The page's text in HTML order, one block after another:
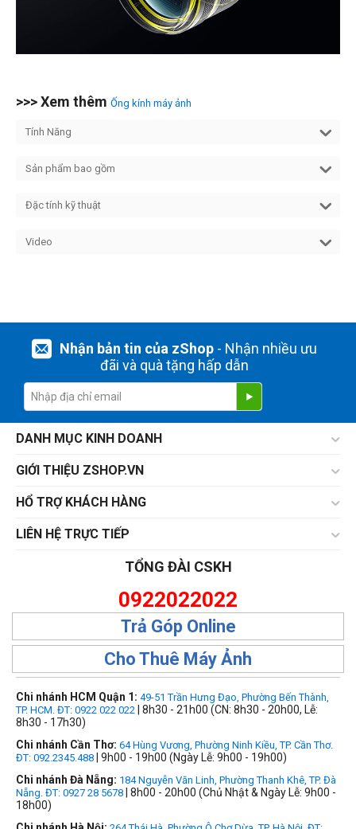
>>> Xem thêm Ống kính máy ảnh
Tính Năng
Sản phẩm bao gồm
Đặc tính kỹ thuật
Video
Nhận bản tin của zShop- Nhận nhiều ưu
đãi và quà tặng hấp dẫn
DANH MỤC KINH DOANH
GIỚI THIỆU ZSHOP.VN
HỔ TRỢ KHÁCH HÀNG
LIÊN HỆ TRỰC TIẾP
TỔNG ĐÀI CSKH
0922022022
Trả Góp Online
Cho Thuê Máy Ảnh
Chi nhánh HCM Quận 1: 49-51 Trần Hưng Đạo, Phường Bến Thành,
TP. HCM. ĐT: 0922 022 022 | 8h30 - 21h00 (CN: 8h30 - 20h00, Lễ:
8h30 - 17h30)
Chi nhánh Cần Thơ: 64 Hùng Vương, Phường Ninh Kiều, TP. Cần Thơ.
ĐT: 092.2345.488 | 9h00 - 19h00 (Ngày Lễ: 9h00 - 19h00)
Chi nhánh Đà Nẵng: 184 Nguyễn Văn Linh, Phường Thanh Khê, TP. Đà
Nẵng. ĐT: 0927 28 5678 | 8h00 - 20h00 (Chủ Nhật & Ngày Lễ: 9h00 -
18h00)